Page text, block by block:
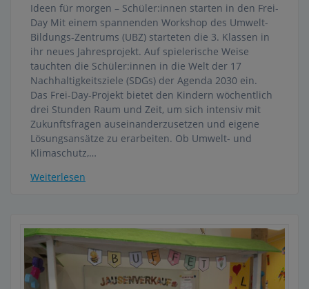
Ideen für morgen – Schüler:innen starten in den Frei-
Day Mit einem spannenden Workshop des Umwelt-
Bildungs-Zentrums (UBZ) starteten die 3. Klassen in
ihr neues Jahresprojekt. Auf spielerische Weise
tauchten die Schüler:innen in die Welt der 17
Nachhaltigkeitsziele (SDGs) der Agenda 2030 ein.
Das Frei-Day-Projekt bietet den Kindern wöchentlich
drei Stunden Raum und Zeit, um sich intensiv mit
Zukunftsfragen auseinanderzusetzen und eigene
Lösungsansätze zu erarbeiten. Ob Umwelt- und
Klimaschutz,…
Weiterlesen